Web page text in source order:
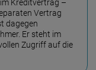
Kreditvertrag –
Vertrag
dagegen
Er steht im
Zugriff auf die